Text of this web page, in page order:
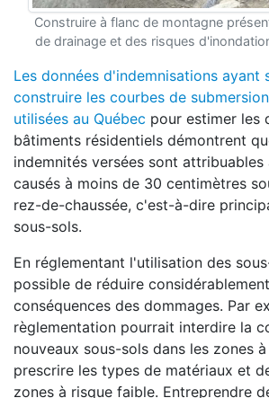
Construire à flanc de montagne
de drainage et des risques
Les données d'indemnisations ayant
construire les courbes de
utilisées au Québec pour estimer les
bâtiments résidentiels démontrent
indemnités versées sont attribuables
causés à moins de 30 centimètres
rez-de-chaussée, c'est-à-dire
sous-sols.
En réglementant l'utilisation des
possible de réduire
conséquences des dommages. Par
règlementation pourrait interdire la
nouveaux sous-sols dans les zones
prescrire les types de matériaux et
zones à risque faible. Entreprendre